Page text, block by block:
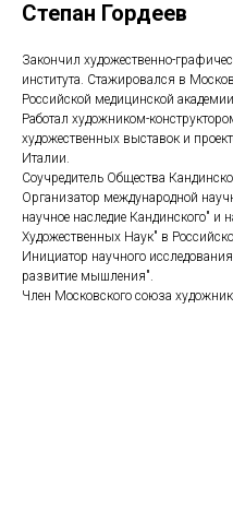
Степан Гордеев
Закончил художественно-
института. Стажировался в
Российской медицинской
Работал художником-
художественных выставок и
Италии.
Соучредитель Общества
Организатор международной
научное наследие Кандинского"
Художественных Наук" в
Инициатор научного
развитие мышления".
Член Московского союза